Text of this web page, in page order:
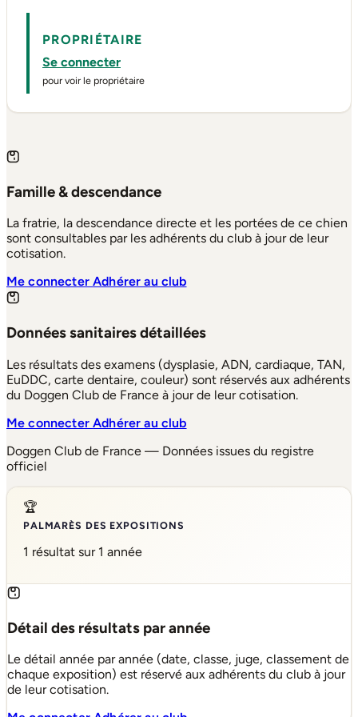
PROPRIÉTAIRE
Se connecter
pour voir le propriétaire
Famille & descendance
La fratrie, la descendance directe et les portées de ce chien
sont consultables par les adhérents du club à jour de leur
cotisation.
Me connecterAdhérer au club
Données sanitaires détaillées
Les résultats des examens (dysplasie, ADN, cardiaque, TAN,
EuDDC, carte dentaire, couleur) sont réservés aux adhérents
du Doggen Club de France à jour de leur cotisation.
Me connecterAdhérer au club
Doggen Club de France — Données issues du registre
officiel
🏆
PALMARÈS DES EXPOSITIONS
1 résultat sur 1 année
Détail des résultats par année
Le détail année par année (date, classe, juge, classement de
chaque exposition) est réservé aux adhérents du club à jour
de leur cotisation.